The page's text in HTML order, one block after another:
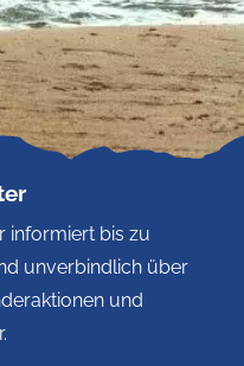
informiert bis zu
unverbindlich über
und